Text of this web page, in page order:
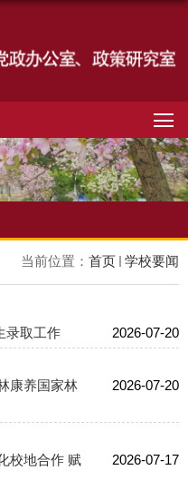
当前位置： 首页 学校要闻
录取工作 2026-07-20
康养国家林
2026-07-20
校地合作 赋
2026-07-17